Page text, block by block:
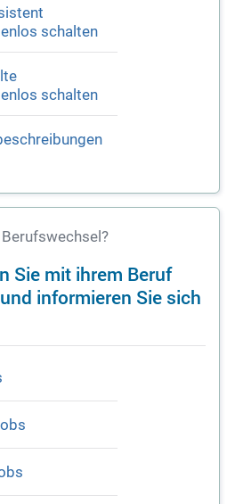
schalten
schalten
Sie mit ihrem Beruf
informieren Sie sich